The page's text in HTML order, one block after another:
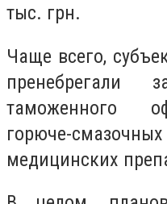
тыс. грн.
Чаще всего,
пренебрегали
таможенного
горюче-
медицинских